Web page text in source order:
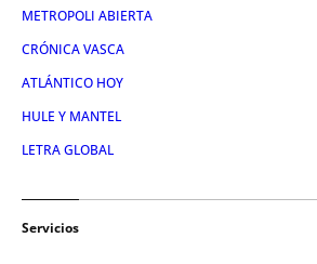
METROPOLI ABIERTA
CRÓNICA VASCA
ATLÁNTICO HOY
HULE Y MANTEL
LETRA GLOBAL
Servicios